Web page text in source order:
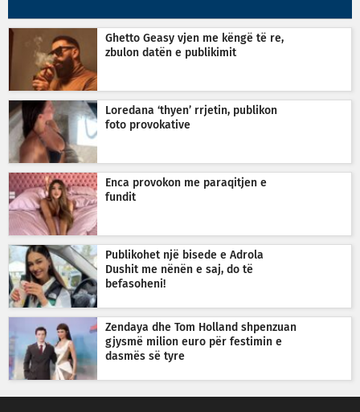
Ghetto Geasy vjen me këngë të re,
zbulon datën e publikimit
Loredana ‘thyen’ rrjetin, publikon
foto provokative
Enca provokon me paraqitjen e
fundit
Publikohet një bisede e Adrola
Dushit me nënën e saj, do të
befasoheni!
Zendaya dhe Tom Holland shpenzuan
gjysmë milion euro për festimin e
dasmës së tyre